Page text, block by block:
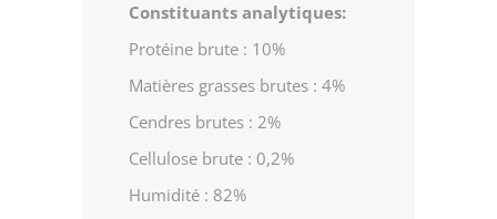
Constituants analytiques:
Protéine brute : 10%
Matières grasses brutes : 4%
Cendres brutes : 2%
Cellulose brute : 0,2%
Humidité : 82%